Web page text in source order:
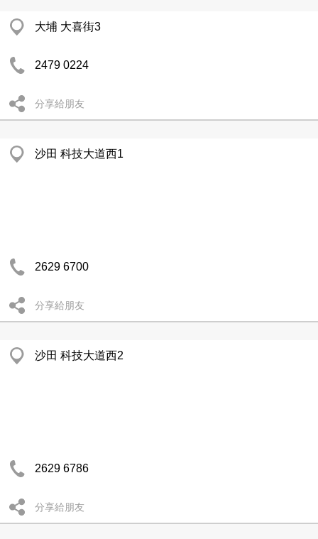
大埔 大喜街3
2479 0224
分享給朋友
沙田 科技大道西1
2629 6700
分享給朋友
沙田 科技大道西2
2629 6786
分享給朋友